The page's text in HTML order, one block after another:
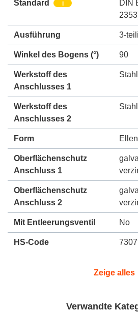
Standard i
DIN
Ausführung 3-
Winkel des Bogens (°) 90
Werkstoff des
Anschlusses 1
Stahl
Werkstoff des
Anschlusses 2
Stahl
Form
Oberflächenschutz
Anschluss 1
Oberflächenschutz
Anschluss 2
Mit Entleerungsventil No
HS-Code
Zeige alles
Verwandte